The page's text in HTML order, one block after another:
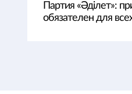
Партия «Әділет»:
обязателен для